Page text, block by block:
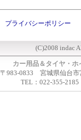
プライバシーポリシー
(C)2008 indac
カー用品＆タイヤ・
〒983-0833 宮城県仙台市
TEL：022-355-